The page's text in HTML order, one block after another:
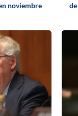
noviembre